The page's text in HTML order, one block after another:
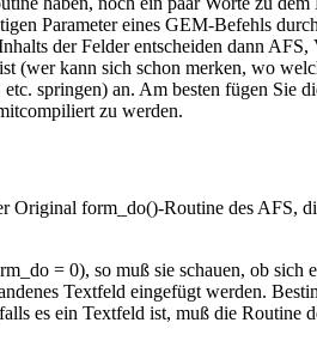
Parameter eines GEM-Befehls
der Felder entscheiden dann
(wer kann sich schon merken, wo
springen) an. Am besten fügen
zu werden.
form_do()-Routine des AFS,
= 0), so muß sie schauen, ob
Textfeld eingefügt werden.
es ein Textfeld ist, muß die